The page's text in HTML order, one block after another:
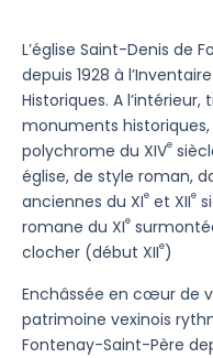
L’église Saint-Denis de
depuis 1928 à
Historiques. A
monuments
polychrome du XIVe
église, de style roman,
anciennes du XIe et XIIe
romane du XIe
clocher (début XIIe)
Enchâssée en cœur de
patrimoine vexinois
Fontenay-Saint-Père